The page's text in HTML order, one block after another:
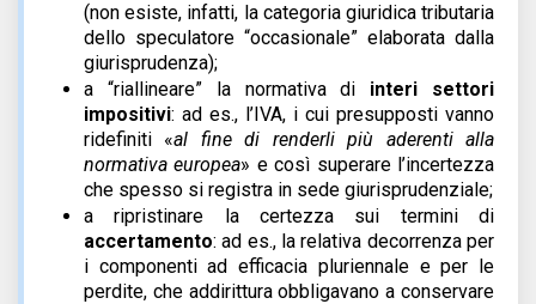
(non esiste, infatti, la categoria giuridica tributaria
dello speculatore “occasionale” elaborata dalla
giurisprudenza);
a “riallineare” la normativa di interi settori
impositivi: ad es., l’IVA, i cui presupposti vanno
ridefiniti «al fine di renderli più aderenti alla
normativa europea» e così superare l’incertezza
che spesso si registra in sede giurisprudenziale;
a ripristinare la certezza sui termini di
accertamento: ad es., la relativa decorrenza per
i componenti ad efficacia pluriennale e per le
perdite, che addirittura obbligavano a conservare